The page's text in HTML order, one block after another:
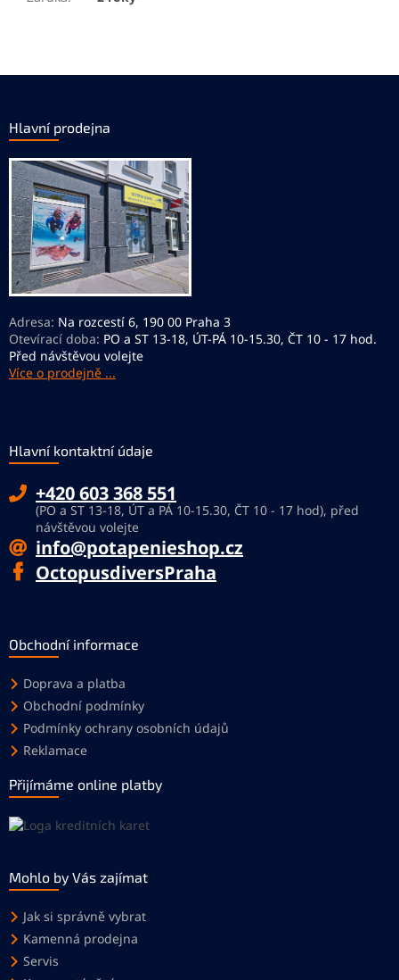
Hlavní prodejna
Adresa: Na rozcestí 6, 190 00 Praha 3
Otevírací doba: PO a ST 13-18, ÚT-PÁ 10-15.30, ČT 10 - 17 hod.
Před návštěvou volejte
Více o prodejně ...
Hlavní kontaktní údaje
+420 603 368 551
(PO a ST 13-18, ÚT a PÁ 10-15.30, ČT 10 - 17 hod), před
návštěvou volejte
info@potapenieshop.cz
OctopusdiversPraha
Obchodní informace
Doprava a platba
Obchodní podmínky
Podmínky ochrany osobních údajů
Reklamace
Přijímáme online platby
Mohlo by Vás zajímat
Jak si správně vybrat
Kamenná prodejna
Servis